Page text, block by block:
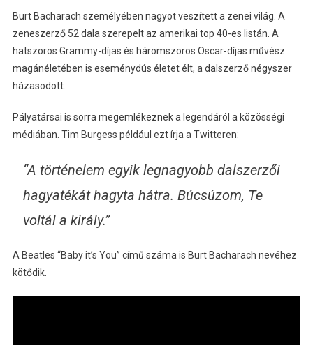
Burt Bacharach személyében nagyot veszített a zenei világ. A
zeneszerző 52 dala szerepelt az amerikai top 40-es listán. A
hatszoros Grammy-díjas és háromszoros Oscar-díjas művész
magánéletében is eseménydús életet élt, a dalszerző négyszer
házasodott.
Pályatársai is sorra megemlékeznek a legendáról a közösségi
médiában. Tim Burgess például ezt írja a Twitteren:
“A történelem egyik legnagyobb dalszerzői
hagyatékát hagyta hátra. Búcsúzom, Te
voltál a király.”
A Beatles “Baby it’s You” című száma is Burt Bacharach nevéhez
kötődik.